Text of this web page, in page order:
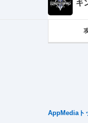
キ
AppMediaト